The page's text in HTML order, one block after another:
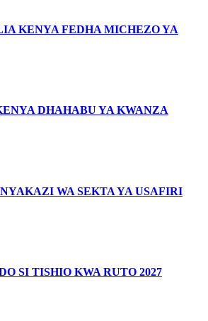
KENYA FEDHA MICHEZO YA
DHAHABU YA KWANZA
WA SEKTA YA USAFIRI
SI TISHIO KWA RUTO 2027